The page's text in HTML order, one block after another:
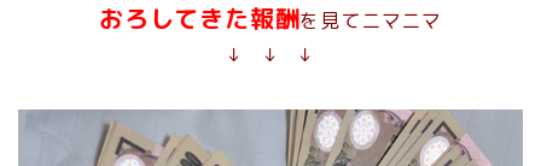
おろしてきた報酬を見てニマニマ
↓ ↓ ↓